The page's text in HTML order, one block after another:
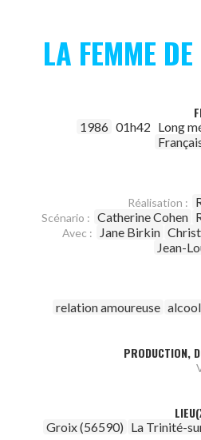
LA FEMME
1986 01h42 Long
Réalisation :
Scénario : Catherine Cohen
Avec : Jane Birkin
Jean-
relation amoureuse
PRODUCTION,
Groix (56590) La Trinité-